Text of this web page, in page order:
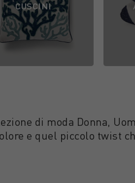
CUSCINI
di moda Donna,
e quel piccolo twist